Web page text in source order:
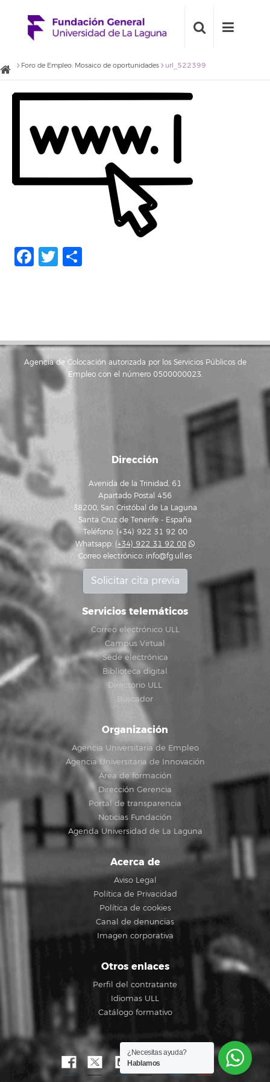
Foro de Empleo: Mosaico de oportunidades url_522399
Facebook
Twitter
Agencia de Colocación autorizada por los Servicios Públicos de
Empleo con el número 0500000023.
Dirección
Avenida de la Trinidad, 61
Apartado Postal 456
38200, San Cristóbal de La Laguna
Santa Cruz de Tenerife - España
Teléfono: (+34) 922 31 92 00
Whatsapp: (+34) 922 31 92 00
Correo electrónico: info@fg.ull.es
Solicitar cita previa
Servicios telemáticos
Correo electrónico ULL
Campus Virtual
Sede electrónica
Biblioteca digital
Directorio ULL
Buscador
Organización
Agencia Universitaria de Empleo
Agencia Universitaria de Innovación
Área de formación
Dirección Gerencia
Portal de transparencia
Noticias Fundación
Agenda Universidad de La Laguna
Acerca de
Aviso Legal
Política de Privacidad
Política de cookies
Canal de denuncias
Imagen corporativa
Otros enlaces
Perfil del contratante
Idiomas ULL
Catálogo formativo
¿Necesitas ayuda?
Hablamos